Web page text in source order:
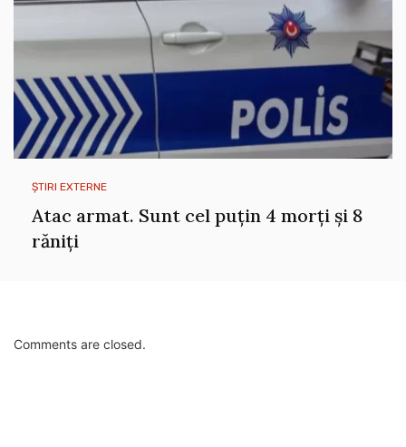
ȘTIRI EXTERNE
Atac armat. Sunt cel puțin 4 morți și 8
răniți
Comments are closed.